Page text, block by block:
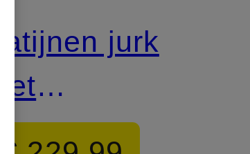
Satijnen jurk
met